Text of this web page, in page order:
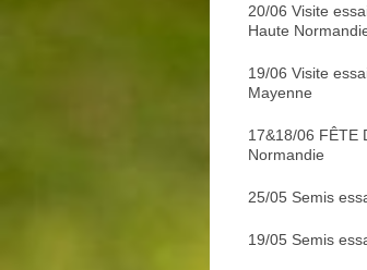
20/06 Visite
Haute
19/06 Visite
Mayenne
17&18/06 FÊTE
Normandie
25/05 Semis
19/05 Semis